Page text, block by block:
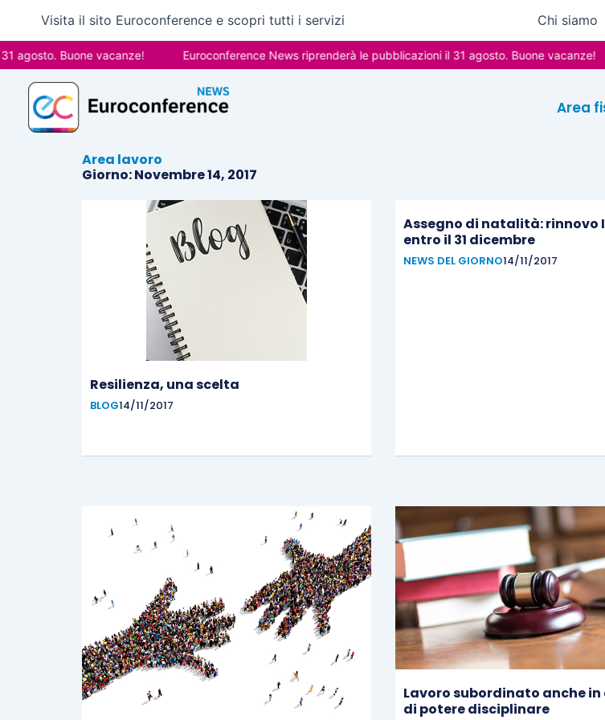
contenuto
Visita il sito Euroconference e scopri tutti i servizi Chi siamo
Buone vacanze! Euroconference News riprenderà le pubblicazioni il 31 agosto. Buone vacanze!
Area
Area lavoro
Giorno: Novembre 14, 2017
Resilienza, una scelta
BLOG14/11/2017
Assegno di natalità: rinnovo
entro il 31 dicembre
NEWS DEL GIORNO14/11/2017
Lavoro subordinato anche in
di potere disciplinare